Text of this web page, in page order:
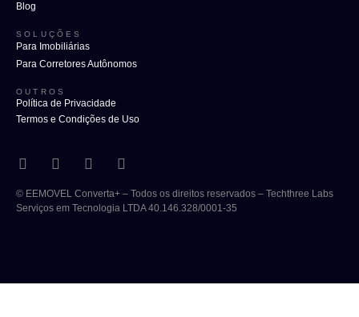
Blog
SOLUÇÕES
Para Imobiliárias
Para Corretores Autônomos
OUTROS
Política de Privacidade
Termos e Condições de Uso
© EEMOVEL Converta+ – Todos os direitos reservados – Techthree Labs
Serviços em Tecnologia LTDA 40.146.328/0001-35